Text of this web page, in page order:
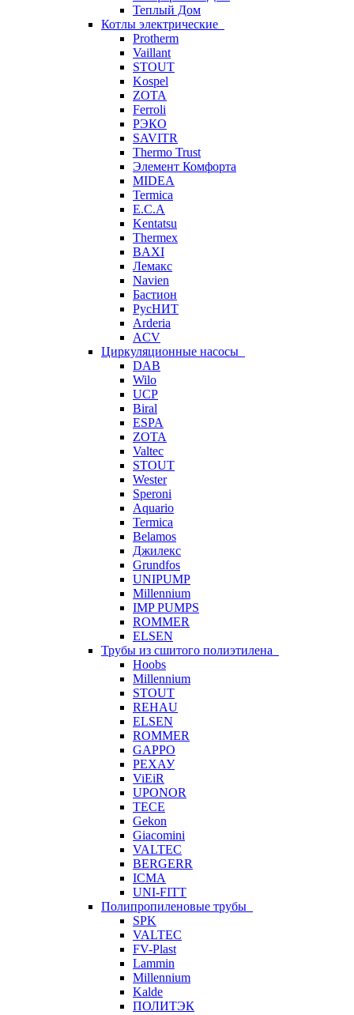
Теплый Дом
Котлы электрические
Protherm
Vaillant
STOUT
Kospel
ZOTA
Ferroli
РЭКО
SAVITR
Thermo Trust
Элемент Комфорта
MIDEA
Termica
E.C.A
Kentatsu
Thermex
BAXI
Лемакс
Navien
Бастион
РусНИТ
Arderia
ACV
Циркуляционные насосы
DAB
Wilo
UCP
Biral
ESPA
ZOTA
Valtec
STOUT
Wester
Speroni
Aquario
Termica
Belamos
Джилекс
Grundfos
UNIPUMP
Millennium
IMP PUMPS
ROMMER
ELSEN
Трубы из сшитого полиэтилена
Hoobs
Millennium
STOUT
REHAU
ELSEN
ROMMER
GAPPO
РЕХАУ
ViEiR
UPONOR
TECE
Gekon
Giacomini
VALTEC
BERGERR
ICMA
UNI-FITT
Полипропиленовые трубы
SPK
VALTEC
FV-Plast
Lammin
Millennium
Kalde
ПОЛИТЭК